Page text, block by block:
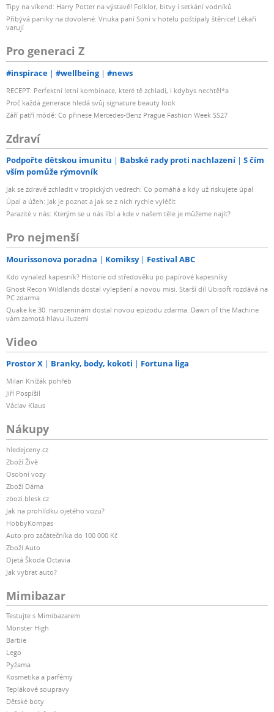
Tipy na víkend: Harry Potter na výstavě! Folklor, bitvy i setkání vodníků
Přibývá paniky na dovolené: Vnuka paní Soni v hotelu poštípaly štěnice! Lékaři
varují
Pro generaci Z
#inspirace #wellbeing #news
RECEPT: Perfektní letní kombinace, které tě zchladí, i kdybys nechtěl*a
Proč každá generace hledá svůj signature beauty look
Září patří módě: Co přinese Mercedes-Benz Prague Fashion Week SS27
Zdraví
Podpořte dětskou imunitu Babské rady proti nachlazení
S čím
vším pomůže rýmovník
Jak se zdravě zchladit v tropických vedrech: Co pomáhá a kdy už riskujete úpal
Úpal a úžeh: Jak je poznat a jak se z nich rychle vyléčit
Parazité v nás: Kterým se u nás líbí a kde v našem těle je můžeme najít?
Pro nejmenší
Mourissonova poradna Komiksy Festival ABC
Kdo vynalezl kapesník? Historie od středověku po papírové kapesníky
Ghost Recon Wildlands dostal vylepšení a novou misi. Starší díl Ubisoft rozdává na
PC zdarma
Quake ke 30. narozeninám dostal novou epizodu zdarma. Dawn of the Machine
vám zamotá hlavu iluzemi
Video
Prostor X Branky, body, kokoti Fortuna liga
Milan Knížák pohřeb
Jiří Pospíšil
Václav Klaus
Nákupy
hledejceny.cz
Zboží Živě
Osobní vozy
Zboží Dáma
zbozi.blesk.cz
Jak na prohlídku ojetého vozu?
HobbyKompas
Auto pro začátečníka do 100 000 Kč
Zboží Auto
Ojetá Škoda Octavia
Jak vybrat auto?
Mimibazar
Testujte s Mimibazarem
Monster High
Barbie
Lego
Pyžama
Kosmetika a parfémy
Teplákové soupravy
Dětské boty